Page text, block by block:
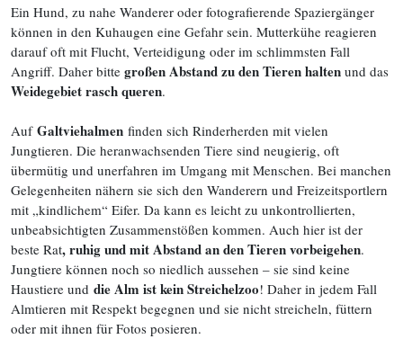
Ein Hund, zu nahe Wanderer oder fotografierende Spaziergänger
können in den Kuhaugen eine Gefahr sein. Mutterkühe reagieren
darauf oft mit Flucht, Verteidigung oder im schlimmsten Fall
Angriff. Daher bitte großen Abstand zu den Tieren halten und das
Weidegebiet rasch queren.
Auf Galtviehalmen finden sich Rinderherden mit vielen
Jungtieren. Die heranwachsenden Tiere sind neugierig, oft
übermütig und unerfahren im Umgang mit Menschen. Bei manchen
Gelegenheiten nähern sie sich den Wanderern und Freizeitsportlern
mit „kindlichem“ Eifer. Da kann es leicht zu unkontrollierten,
unbeabsichtigten Zusammenstößen kommen. Auch hier ist der
beste Rat, ruhig und mit Abstand an den Tieren vorbeigehen.
Jungtiere können noch so niedlich aussehen – sie sind keine
Haustiere und die Alm ist kein Streichelzoo! Daher in jedem Fall
Almtieren mit Respekt begegnen und sie nicht streicheln, füttern
oder mit ihnen für Fotos posieren.